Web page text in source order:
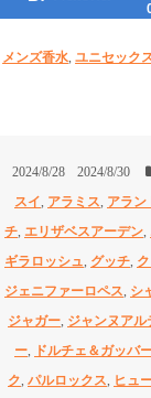
メンズ香水,ユニセック
2024/8/28 2024/8/30
スイ, アラミス, アラン
チ, エリザベスアーデン,
ギラロッシュ, グッチ,
ジェニファーロペス, シ
ジャガー, ジャンヌアル
ー, ドルチェ＆ガッバ
ク, パルロックス, ヒュ